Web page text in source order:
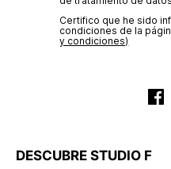
Certifico que he sido
condiciones de la
y condiciones)
DESCUBRE STUDIO F